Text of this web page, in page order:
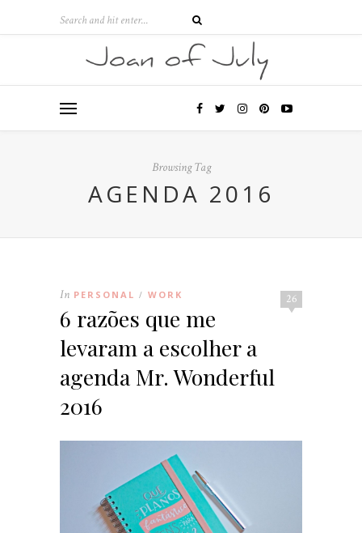
Browsing Tag
AGENDA 2016
26
In PERSONAL / WORK
6 razões que me
levaram a escolher a
agenda Mr. Wonderful
2016